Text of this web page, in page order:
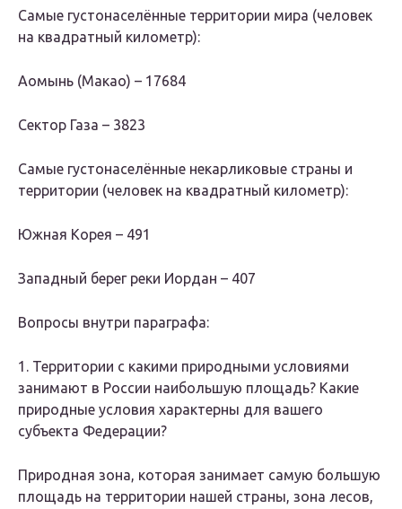
Самые густонаселённые территории мира (человек
на квадратный километр):
Аомынь (Макао) – 17684
Сектор Газа – 3823
Самые густонаселённые некарликовые страны и
территории (человек на квадратный километр):
Южная Корея – 491
Западный берег реки Иордан – 407
Вопросы внутри параграфа:
1. Территории с какими природными условиями
занимают в России наибольшую площадь? Какие
природные условия характерны для вашего
субъекта Федерации?
Природная зона, которая занимает самую большую
площадь на территории нашей страны, зона лесов,